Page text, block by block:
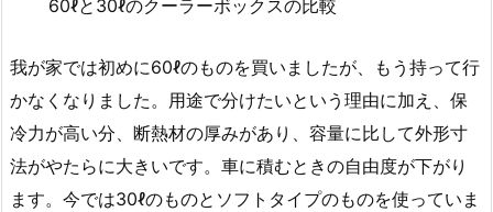
60ℓと30ℓのクーラーボックスの比較
我が家では初めに60ℓのものを買いましたが、もう持って行
かなくなりました。用途で分けたいという理由に加え、保
冷力が高い分、断熱材の厚みがあり、容量に比して外形寸
法がやたらに大きいです。車に積むときの自由度が下がり
ます。今では30ℓのものとソフトタイプのものを使っていま